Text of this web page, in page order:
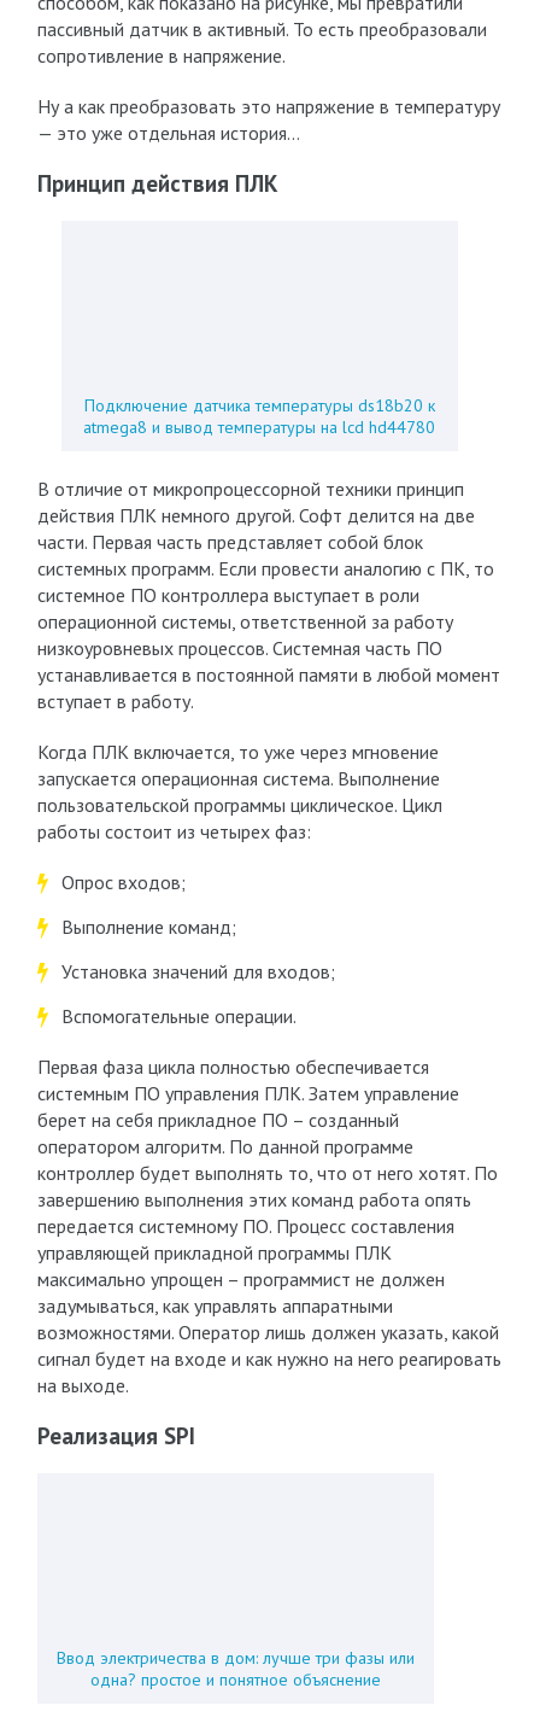
пассивный датчик в активный. То есть преобразовали
сопротивление в напряжение.
Ну а как преобразовать это напряжение в температуру
— это уже отдельная история…
Принцип действия ПЛК
Подключение датчика температуры ds18b20 к
atmega8 и вывод температуры на lcd hd44780
В отличие от микропроцессорной техники принцип
действия ПЛК немного другой. Софт делится на две
части. Первая часть представляет собой блок
системных программ. Если провести аналогию с ПК, то
системное ПО контроллера выступает в роли
операционной системы, ответственной за работу
низкоуровневых процессов. Системная часть ПО
устанавливается в постоянной памяти в любой момент
вступает в работу.
Когда ПЛК включается, то уже через мгновение
запускается операционная система. Выполнение
пользовательской программы циклическое. Цикл
работы состоит из четырех фаз:
Опрос входов;
Выполнение команд;
Установка значений для входов;
Вспомогательные операции.
Первая фаза цикла полностью обеспечивается
системным ПО управления ПЛК. Затем управление
берет на себя прикладное ПО – созданный
оператором алгоритм. По данной программе
контроллер будет выполнять то, что от него хотят. По
завершению выполнения этих команд работа опять
передается системному ПО. Процесс составления
управляющей прикладной программы ПЛК
максимально упрощен – программист не должен
задумываться, как управлять аппаратными
возможностями. Оператор лишь должен указать, какой
сигнал будет на входе и как нужно на него реагировать
на выходе.
Реализация SPI
Ввод электричества в дом: лучше три фазы или
одна? простое и понятное объяснение